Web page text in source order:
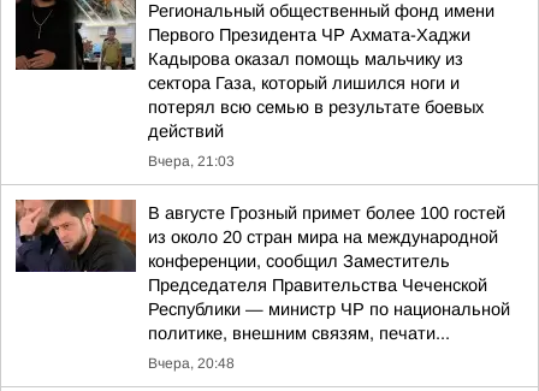
Региональный общественный фонд имени
Первого Президента ЧР Ахмата-Хаджи
Кадырова оказал помощь мальчику из
сектора Газа, который лишился ноги и
потерял всю семью в результате боевых
действий
Вчера, 21:03
В августе Грозный примет более 100 гостей
из около 20 стран мира на международной
конференции, сообщил Заместитель
Председателя Правительства Чеченской
Республики — министр ЧР по национальной
политике, внешним связям, печати...
Вчера, 20:48